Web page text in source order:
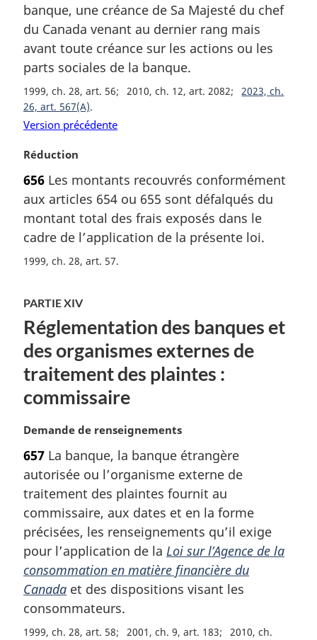
g
i
n
a
l
e
:
banque, une créance de Sa Majesté du chef
du Canada venant au dernier rang mais
avant toute créance sur les actions ou les
parts sociales de la banque.
1999, ch. 28, art. 56 2010, ch. 12, art. 2082
2023, ch.
26, art. 567(A)
Version précédente
N
t
e
m
a
g
a
l
:
Réduction
656 Les montants recouvrés conformément
aux articles 654 ou 655 sont défalqués du
montant total des frais exposés dans le
cadre de l’application de la présente loi.
1999, ch. 28, art. 57
PARTIE XIV
Réglementation des banques et
des organismes externes de
traitement des plaintes :
commissaire
N
t
e
m
a
g
i
n
a
e
:
Demande de renseignements
657 La banque, la banque étrangère
autorisée ou l’organisme externe de
traitement des plaintes fournit au
commissaire, aux dates et en la forme
précisées, les renseignements qu’il exige
pour l’application de la Loi sur l’Agence de la
consommation en matière financière du
Canada et des dispositions visant les
consommateurs.
1999, ch. 28, art. 58 2001, ch. 9, art. 183
2010, ch.